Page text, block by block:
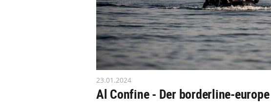
23.01.2024
Al Confine - Der borderline-